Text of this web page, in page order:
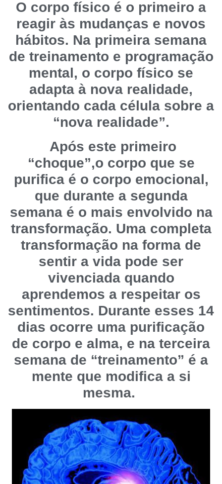
O corpo físico é o primeiro a
reagir às mudanças e novos
hábitos. Na primeira semana
de treinamento e programação
mental, o corpo físico se
adapta à nova realidade,
orientando cada célula sobre a
“nova realidade”.
Após este primeiro
“choque”,o corpo que se
purifica é o corpo emocional,
que durante a segunda
semana é o mais envolvido na
transformação. Uma completa
transformação na forma de
sentir a vida pode ser
vivenciada quando
aprendemos a respeitar os
sentimentos. Durante esses 14
dias ocorre uma purificação
de corpo e alma, e na terceira
semana de “treinamento” é a
mente que modifica a si
mesma.